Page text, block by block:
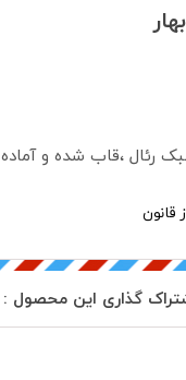
رئال ،قاب شده و آماده
قانون
گذاری این محصول :